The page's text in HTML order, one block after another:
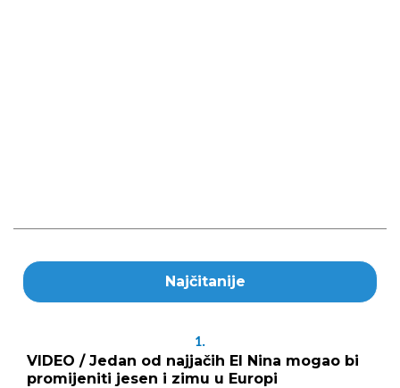
Najčitanije
1.
VIDEO / Jedan od najjačih El Nina mogao bi
promijeniti jesen i zimu u Europi